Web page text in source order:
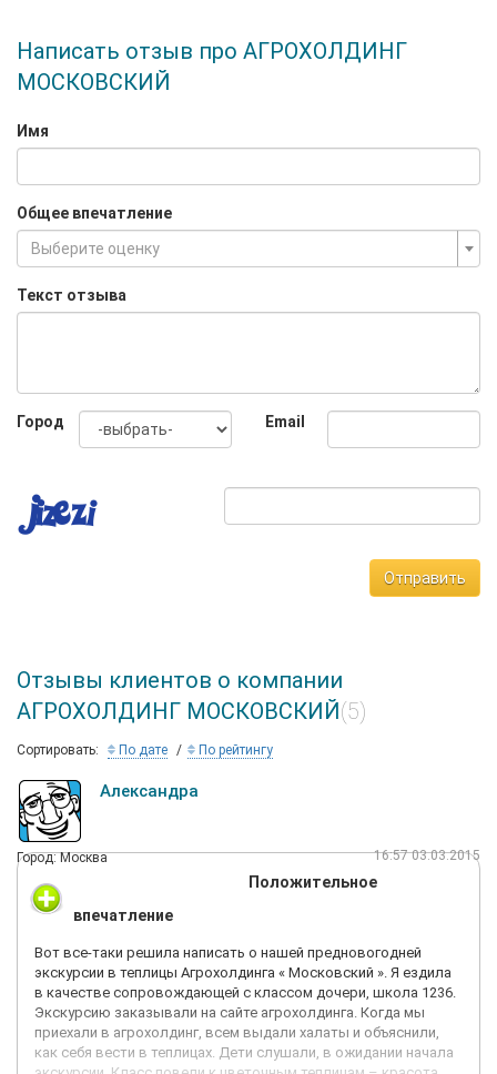
Написать отзыв про АГРОХОЛДИНГ
МОСКОВСКИЙ
Имя
Общее впечатление
Выберите оценку
Текст отзыва
Город Email
Отправить
Отзывы клиентов о компании
АГРОХОЛДИНГ МОСКОВСКИЙ(5)
Сортировать: По дате По рейтингу
Александра
Город: Москва 16:57 03.03.2015
Положительное
впечатление
Вот все-таки решила написать о нашей предновогодней
экскурсии в теплицы Агрохолдинга « Московский ». Я ездила
в качестве сопровождающей с классом дочери, школа 1236.
Экскурсию заказывали на сайте агрохолдинга. Когда мы
приехали в агрохолдинг, всем выдали халаты и объяснили,
как себя вести в теплицах. Дети слушали, в ожидании начала